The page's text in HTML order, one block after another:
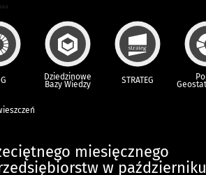
Dziedzinowe
Bazy Wiedzy STRATEG
miesięcznego
w październiku